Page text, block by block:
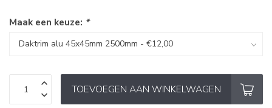
Maak een keuze: *
TOEVOEGEN AAN WINKELWAGEN